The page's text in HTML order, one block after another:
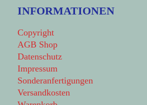
INFORMATIONEN
Copyright
AGB Shop
Datenschutz
Impressum
Sonderanfertigungen
Versandkosten